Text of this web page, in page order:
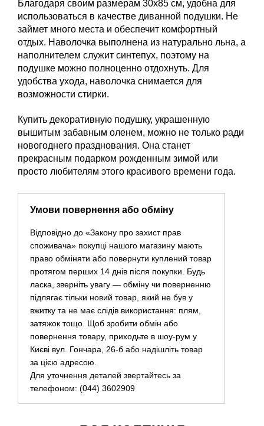
Благодаря своим размерам 30х85 см, удобна для
использоваться в качестве диванной подушки. Не
займет много места и обеспечит комфортный
отдых. Наволочка выполнена из натурально льна, а
наполнителем служит синтепух, поэтому на
подушке можно полноценно отдохнуть. Для
удобства ухода, наволочка снимается для
возможности стирки.
Купить декоративную подушку, украшенную
вышитым забавным оленем, можно не только ради
новогоднего празднования. Она станет
прекрасным подарком рожденным зимой или
просто любителям этого красивого времени года.
Умови повернення або обміну
Відповідно до «Закону про захист прав
споживача» покупці нашого магазину мають
право обміняти або повернути куплений товар
протягом перших 14 днів після покупки. Будь
ласка, зверніть увагу — обміну чи поверненню
підлягає тільки новий товар, який не був у
вжитку та не має слідів використання: плям,
затяжок тощо. Щоб зробити обмін або
повернення товару, приходьте в шоу-рум у
Києві вул. Гончара, 26-б або надішліть товар
за цією адресою.
Для уточнення деталей звертайтесь за
телефоном: (044) 3602909